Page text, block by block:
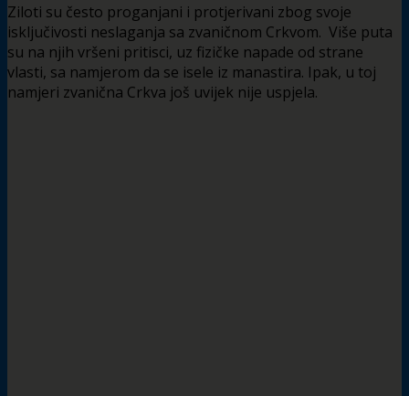
Ziloti su često proganjani i protjerivani zbog svoje
isključivosti neslaganja sa zvaničnom Crkvom. Više puta
su na njih vršeni pritisci, uz fizičke napade od strane
vlasti, sa namjerom da se isele iz manastira. Ipak, u toj
namjeri zvanična Crkva još uvijek nije uspjela.